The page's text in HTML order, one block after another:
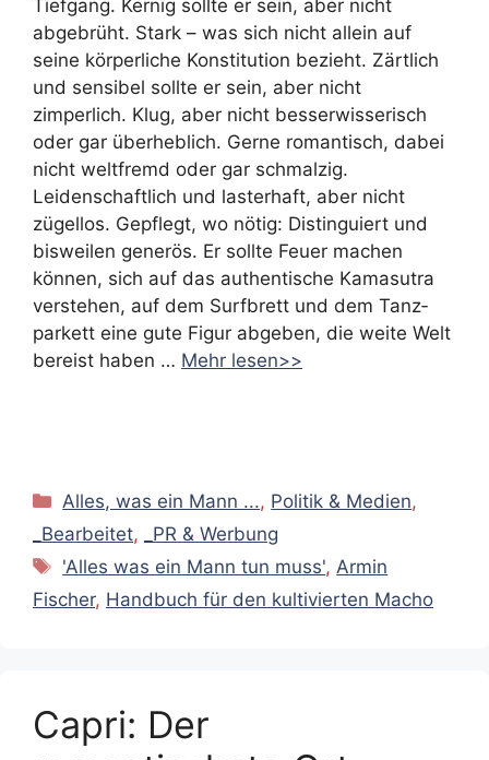
Tiefgang. Kernig sollte er sein, aber nicht
abgebrüht. Stark – was sich nicht allein auf
seine körperliche Konstitution bezieht. Zärtlich
und sensibel sollte er sein, aber nicht
zimperlich. Klug, aber nicht besserwisserisch
oder gar überheblich. Gerne romantisch, dabei
nicht weltfremd oder gar schmalzig.
Leidenschaftlich und lasterhaft, aber nicht
zügellos. Gepflegt, wo nötig: Distinguiert und
bisweilen generös. Er sollte Feuer machen
können, sich auf das authentische Kamasutra
verstehen, auf dem Surfbrett und dem Tanz­
parkett eine gute Figur abgeben, die weite Welt
bereist haben … Mehr lesen>>
Kategorien
Alles, was ein Mann ..., Politik & Medien,
_Bearbeitet,
_PR & Werbung
Schlagwörter
'Alles was ein Mann tun muss',Armin
Fischer, Handbuch für den kultivierten Macho
Capri: Der